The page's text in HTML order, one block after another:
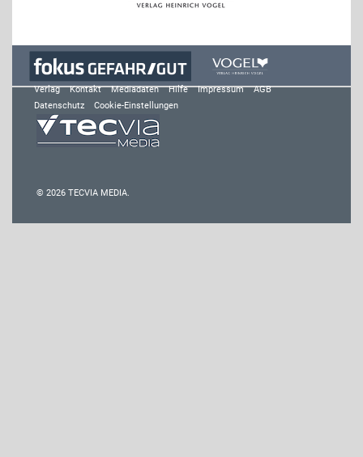
Verlag Kontakt Mediadaten Hilfe Impressum
AGB
Datenschutz
Cookie-Einstellungen
© 2026 TECVIA MEDIA.